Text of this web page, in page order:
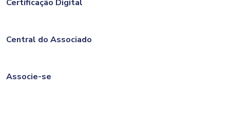
Certificação Digital
Central do Associado
Associe-se